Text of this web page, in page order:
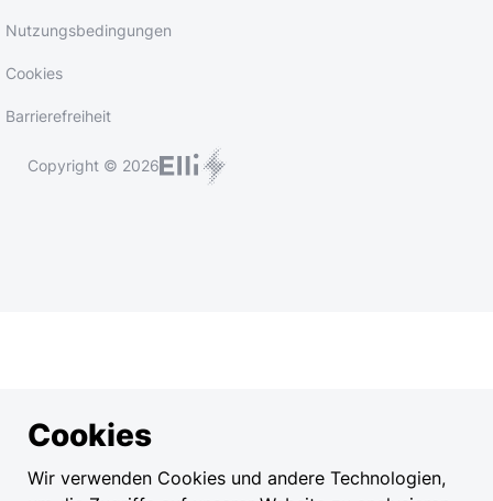
Nutzungsbedingungen
Cookies
Barrierefreiheit
Copyright © 2026
Cookies
Wir verwenden Cookies und andere Technologien,